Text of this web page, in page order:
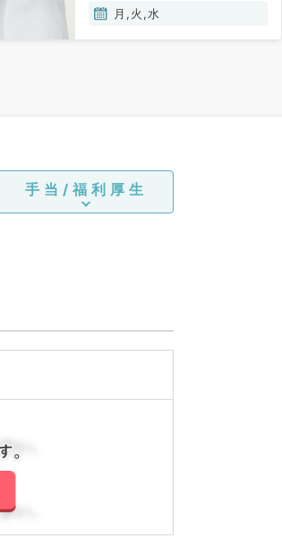
泌・代謝内科、腎臓内科、
月,火,水
手当/福利厚生
い。
い。